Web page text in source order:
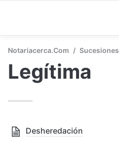
Notariacerca.com / Sucesiones
Legítima
Desheredación